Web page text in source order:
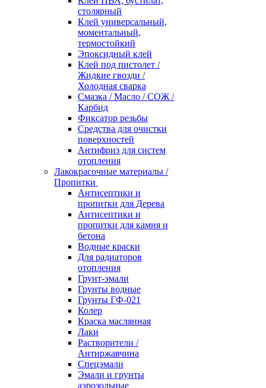
столярный
Клей универсальный,
моментальный,
термостойкий
Эпоксидный клей
Клей под пистолет /
Жидкие гвозди /
Холодная сварка
Смазка / Масло / СОЖ /
Карбид
Фиксатор резьбы
Средства для очистки
поверхностей
Антифриз для систем
отопления
Лакокрасочные материалы /
Пропитки
Антисептики и
пропитки для Дерева
Антисептики и
пропитки для камня и
бетона
Водные краски
Для радиаторов
отопления
Грунт-эмали
Грунты водные
Грунты ГФ-021
Колер
Краска маслянная
Лаки
Растворители /
Антиржавчина
Спецэмали
Эмали и грунты
аэрозольные